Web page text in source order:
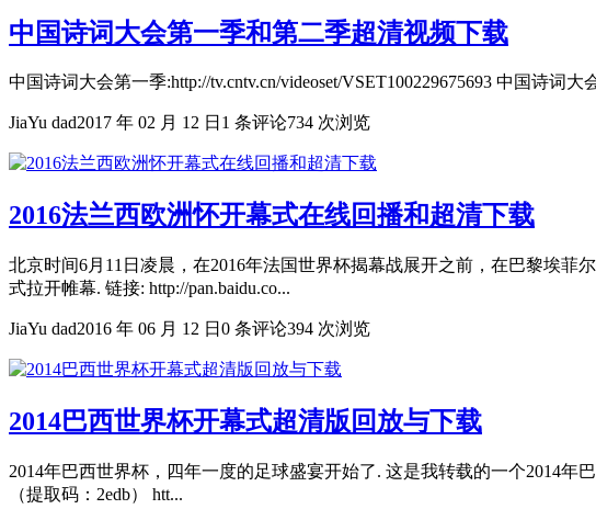
中国诗词大会第一季和第二季超清视频下载
中国诗词大会第一季:http://tv.cntv.cn/videoset/VSET100229675693 中国诗词
JiaYu dad2017 年 02 月 12 日 1 条评论734 次浏览
2016法兰西欧洲怀开幕式在线回播和超清下载
北京时间6月11日凌晨，在2016年法国世界杯揭幕战展开之前，在巴黎埃菲
式拉开帷幕. 链接: http://pan.baidu.co...
JiaYu dad2016 年 06 月 12 日 0 条评论394 次浏览
2014巴西世界杯开幕式超清版回放与下载
2014年巴西世界杯，四年一度的足球盛宴开始了. 这是我转载的一个2014年
（提取码：2edb） htt...